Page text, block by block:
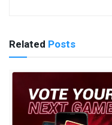
Related Posts